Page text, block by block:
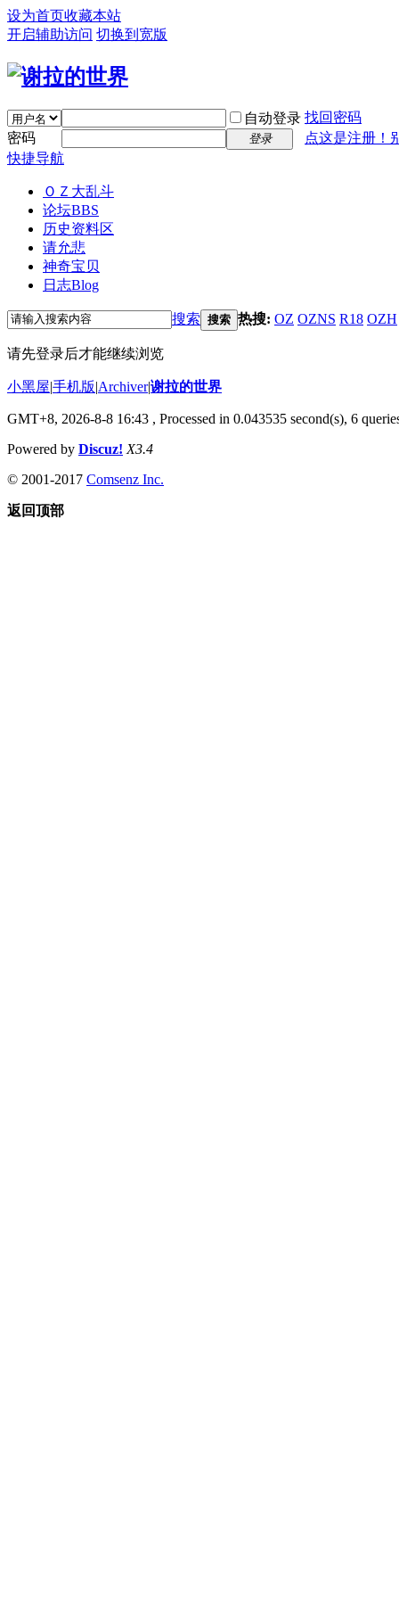
设为首页收藏本站
开启辅助访问 切换到宽版
自动登录 找回密码
密码
登录
点这是注册！
快捷导航
ＯＺ大乱斗
论坛BBS
历史资料区
请允悲
神奇宝贝
日志Blog
搜索 搜索 热搜: OZ OZNS R18 OZH
请先登录后才能继续浏览
小黑屋|手机版|Archiver|谢拉的世界
GMT+8, 2026-8-8 16:43 , Processed in 0.043535 second(s), 6
Powered by Discuz! X3.4
© 2001-2017 Comsenz Inc.
返回顶部